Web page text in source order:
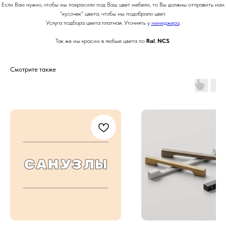
Если Вам нужно, чтобы мы покрасили под Ваш цвет мебели, то Вы должны отправить нам
"кусочек" цвета, чтобы мы подобрали цвет.
Услуга подбора цвета платная. Уточнять у менеджера.
Так же мы красим в любые цвета по Ral NCS
Смотрите также